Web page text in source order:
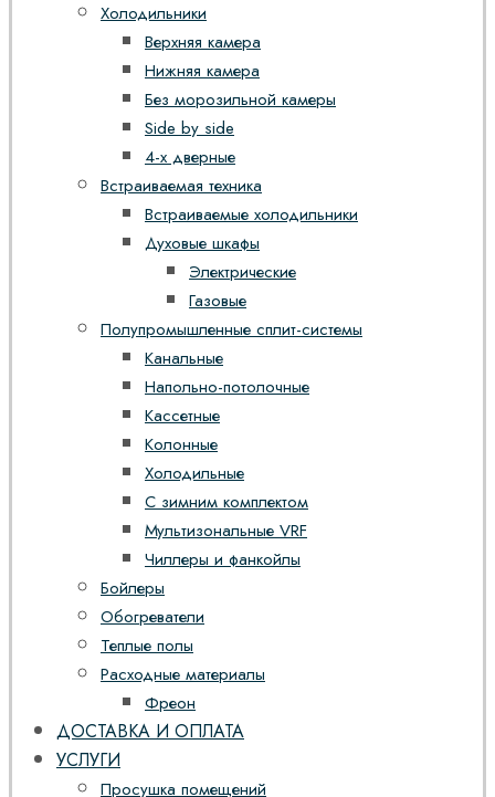
Холодильники
Верхняя камера
Нижняя камера
Без морозильной камеры
Side by side
4-х дверные
Встраиваемая техника
Встраиваемые холодильники
Духовые шкафы
Электрические
Газовые
Полупромышленные сплит-системы
Канальные
Напольно-потолочные
Кассетные
Колонные
Холодильные
С зимним комплектом
Мультизональные VRF
Чиллеры и фанкойлы
Бойлеры
Обогреватели
Теплые полы
Расходные материалы
Фреон
ДОСТАВКА И ОПЛАТА
УСЛУГИ
Просушка помещений